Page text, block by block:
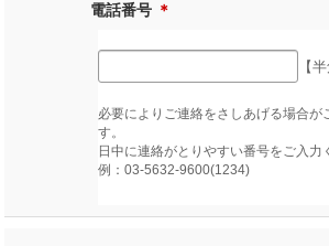
電話番号 ＊
【
必要によりご連絡をさしあげる場合が
す。
日中に連絡がとりやすい番号をご入力
例：03-5632-9600(1234)